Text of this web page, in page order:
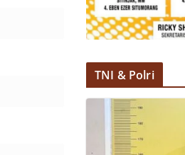
TNI & Polri